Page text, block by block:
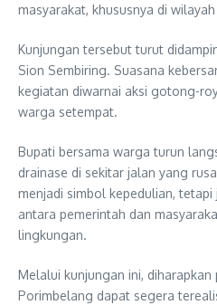
masyarakat, khususnya di
Kunjungan tersebut turut
Sion Sembiring. Suasana
kegiatan diwarnai aksi gotong-
warga setempat.
Bupati bersama warga turun
drainase di sekitar jalan yang
menjadi simbol kepedulian,
antara pemerintah dan
lingkungan.
Melalui kunjungan ini, diharapkan
Porimbelang dapat segera